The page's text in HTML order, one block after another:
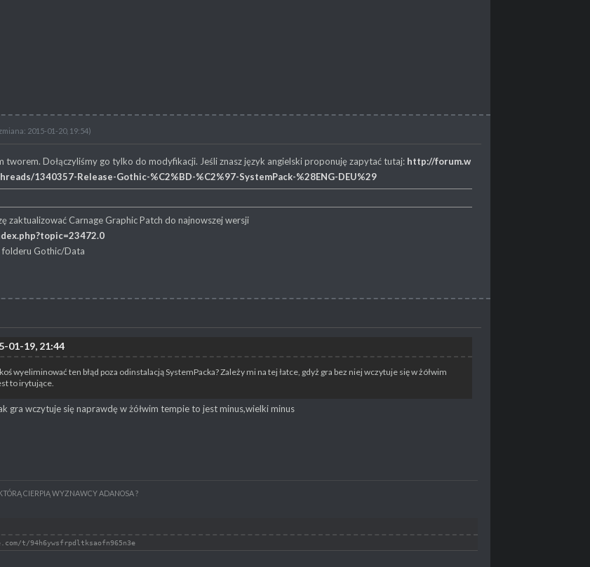
2015-01-20, 19:54)
tworem. Dołączyliśmy go tylko do modyfikacji. Jeśli znasz język angielski proponuję zapytać tutaj: http://forum.w
1340357-Release-Gothic-%C2%BD-%C2%97-SystemPack-%28ENG-DEU%29
zaktualizować Carnage Graphic Patch do najnowszej wersji
Gothic/Data
01-19, 21:44
wyeliminować ten błąd poza odinstalacją SystemPacka? Zależy mi na tej łatce, gdyż gra bez niej wczytuje się w żółwim
to irytujące.
gra wczytuje się naprawdę w żółwim tempie to jest minus,wielki minus
CIERPIĄ WYZNAWCY ADANOSA ?
t/94h6ywsfrpdltksaofn965n3e